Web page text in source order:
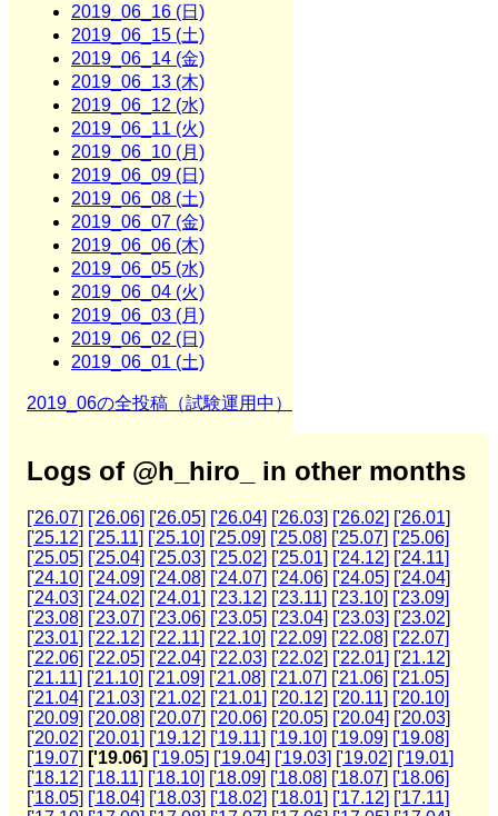
2019_06_16 (日)
2019_06_15 (土)
2019_06_14 (金)
2019_06_13 (木)
2019_06_12 (水)
2019_06_11 (火)
2019_06_10 (月)
2019_06_09 (日)
2019_06_08 (土)
2019_06_07 (金)
2019_06_06 (木)
2019_06_05 (水)
2019_06_04 (火)
2019_06_03 (月)
2019_06_02 (日)
2019_06_01 (土)
2019_06の全投稿（試験運用中）
Logs of @h_hiro_ in other months
['26.07] ['26.06] ['26.05] ['26.04] ['26.03] ['26.02] ['26.01]
['25.12] ['25.11] ['25.10] ['25.09] ['25.08] ['25.07] ['25.06]
['25.05] ['25.04] ['25.03] ['25.02] ['25.01] ['24.12] ['24.11]
['24.10] ['24.09] ['24.08] ['24.07] ['24.06] ['24.05] ['24.04]
['24.03] ['24.02] ['24.01] ['23.12] ['23.11] ['23.10] ['23.09]
['23.08] ['23.07] ['23.06] ['23.05] ['23.04] ['23.03] ['23.02]
['23.01] ['22.12] ['22.11] ['22.10] ['22.09] ['22.08] ['22.07]
['22.06] ['22.05] ['22.04] ['22.03] ['22.02] ['22.01] ['21.12]
['21.11] ['21.10] ['21.09] ['21.08] ['21.07] ['21.06] ['21.05]
['21.04] ['21.03] ['21.02] ['21.01] ['20.12] ['20.11] ['20.10]
['20.09] ['20.08] ['20.07] ['20.06] ['20.05] ['20.04] ['20.03]
['20.02] ['20.01] ['19.12] ['19.11] ['19.10] ['19.09] ['19.08]
['19.07] ['19.06] ['19.05] ['19.04] ['19.03] ['19.02] ['19.01]
['18.12] ['18.11] ['18.10] ['18.09] ['18.08] ['18.07] ['18.06]
['18.05] ['18.04] ['18.03] ['18.02] ['18.01] ['17.12] ['17.11]